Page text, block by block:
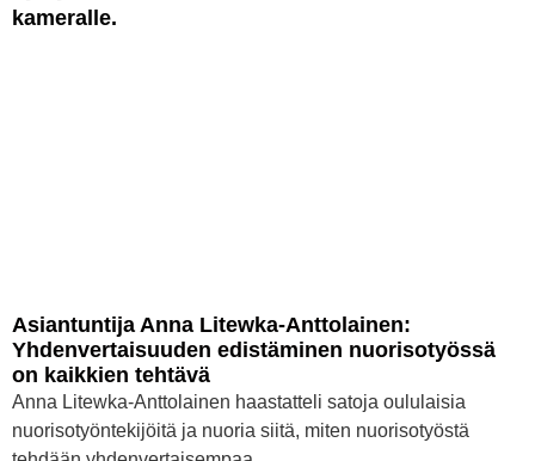
Asiantuntija Anna Litewka-Anttolainen:
Yhdenvertaisuuden edistäminen nuorisotyössä
on kaikkien tehtävä
Anna Litewka-Anttolainen haastatteli satoja oululaisia
nuorisotyöntekijöitä ja nuoria siitä, miten nuorisotyöstä